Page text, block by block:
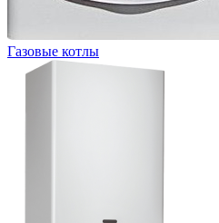
Газовые котлы